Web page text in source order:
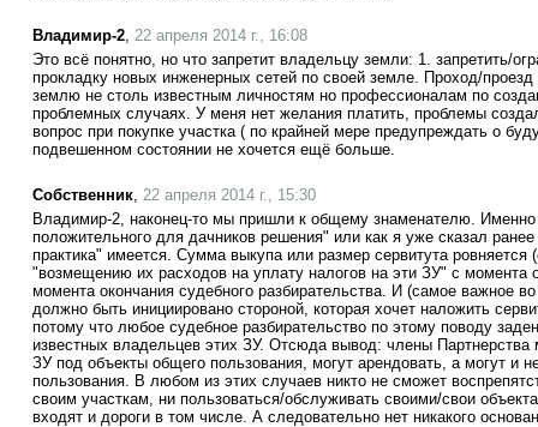
Владимир-2, 22 апреля 2014 г., 16:08
Это всё понятно, но что запретит владельцу земли: 1. запретить/
прокладку новых инженерных сетей по своей земле. Проход/
землю не столь известным личностям но профессионалам по
проблемных случаях. У меня нет желания платить, проблемы
вопрос при покупке участка ( по крайней мере предупреждать о
подвешенном состоянии не хочется ещё больше.
Собственник, 22 апреля 2014 г., 15:30
Владимир-2, наконец-то мы пришли к общему знаменателю.
положительного для дачников решения" или как я уже сказал
практика" имеется. Сумма выкупа или размер сервитута
"возмещению их расходов на уплату налогов на эти ЗУ" с момента
момента окончания судебного разбирательства. И (самое важное
должно быть инициировано стороной, которая хочет наложить
потому что любое судебное разбирательство по этому поводу
известных владельцев этих ЗУ. Отсюда вывод: члены Партнерства
ЗУ под объекты общего пользования, могут арендовать, а могут и
пользования. В любом из этих случаев никто не сможет
своим участкам, ни пользоваться/обслуживать своими/свои
входят и дороги в том числе. А следовательно нет никакого